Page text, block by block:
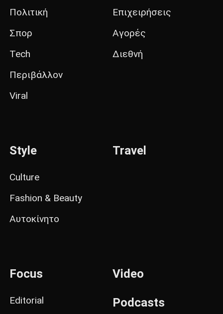
Πολιτική
Σπορ
Tech
Περιβάλλον
Viral
Επιχειρήσεις
Αγορές
Διεθνή
Style
Culture
Fashion & Beauty
Αυτοκίνητο
Travel
Focus
Editorial
Video
Podcasts